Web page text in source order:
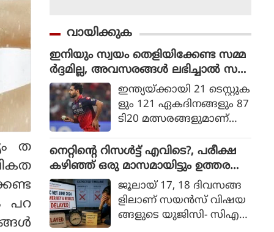
ത
പറ
വായിക്കുക
ഇനിയും സ്വയം തെളിയിക്കേണ്ട സമ്മ
ർദ്ദമില്ല, അവസരങ്ങൾ ലഭിച്ചാൽ സ
ന്തോഷം അത്രമാത്രം : ഭുവനേശ്വർ
കുമാർ
ഇന്ത്യയ്ക്കായി 21 ടെസ്റ്റുക
ളും 121 ഏകദിനങ്ങളും 87
ടി20 മത്സരങ്ങളുമാണ്
ളിച്ചിട്ടുള്ളത്.
നെറ്റിൻ്റെ റിസൾട്ട് എവിടെ?, പരീക്ഷ
കഴിഞ്ഞ് ഒരു മാസമായിട്ടും ഉത്തര
സൂചിക പോലുമില്ല, ആശങ്കയിൽ
വിദ്യാർഥികൾ
ജൂലായ് 17, 18 ദിവസങ്ങ
ളിലാണ് സയന്‍സ് വിഷയ
ങ്ങളുടെ യുജിസി- സിഎ